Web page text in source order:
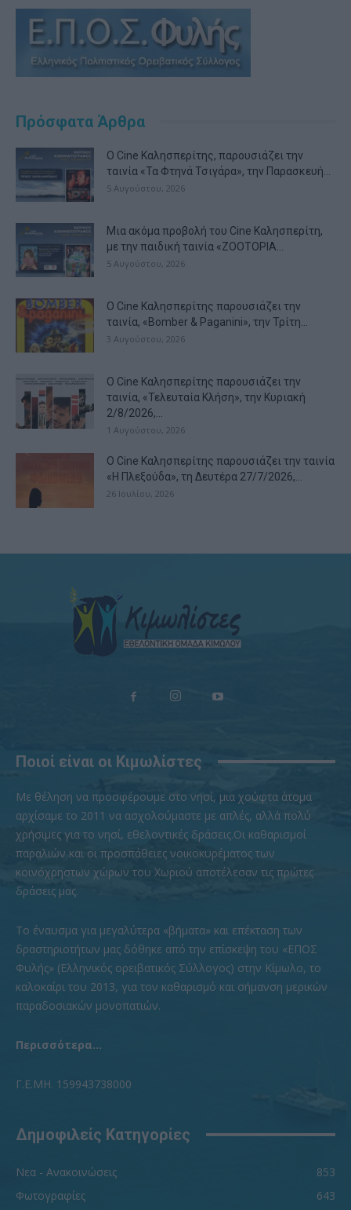
Πρόσφατα Άρθρα
Ο Cine Καλησπερίτης, παρουσιάζει την
ταινία «Τα Φτηνά Τσιγάρα», την Παρασκευή...
5 Αυγούστου, 2026
Μια ακόμα προβολή του Cine Καλησπερίτη,
με την παιδική ταινία «ZOOTOPIA...
5 Αυγούστου, 2026
Ο Cine Καλησπερίτης παρουσιάζει την
ταινία, «Bomber & Paganini», την Τρίτη...
3 Αυγούστου, 2026
Ο Cine Καλησπερίτης παρουσιάζει την
ταινία, «Τελευταία Κλήση», την Κυριακή
2/8/2026,...
1 Αυγούστου, 2026
Ο Cine Καλησπερίτης παρουσιάζει την ταινία
«Η Πλεξούδα», τη Δευτέρα 27/7/2026,...
26 Ιουλίου, 2026
Ποιοί είναι οι Κιμωλίστες
Με θέληση να προσφέρουμε στο νησί, μια χούφτα άτομα
αρχίσαμε το 2011 να ασχολούμαστε με απλές, αλλά πολύ
χρήσιμες για το νησί, εθελοντικές δράσεις.Οι καθαρισμοί
παραλιών και οι προσπάθειες νοικοκυρέματος των
κοινόχρηστων χώρων του Χωριού αποτέλεσαν τις πρώτες
δράσεις μας.
To έναυσμα για μεγαλύτερα «βήματα» και επέκταση των
δραστηριοτήτων μας δόθηκε από την επίσκεψη του «ΕΠΟΣ
Φυλής» (Ελληνικός ορειβατικός Σύλλογος) στην Κίμωλο, το
καλοκαίρι του 2013, για τον καθαρισμό και σήμανση μερικών
παραδοσιακών μονοπατιών.
Περισσότερα...
Γ.Ε.ΜΗ. 159943738000
Δημοφιλείς Κατηγορίες
Νεα - Ανακοινώσεις
853
Φωτογραφίες
643